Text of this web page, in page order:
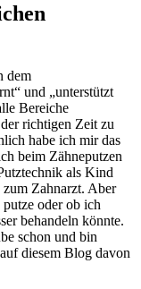
dem
und „unterstützt
Bereiche
richtigen Zeit zu
habe ich mir das
beim Zähneputzen
als Kind
Zahnarzt. Aber
oder ob ich
behandeln könnte.
schon und bin
diesem Blog davon